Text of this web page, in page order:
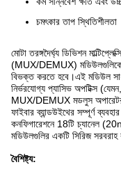
চমৎকার তাপ স্থিতিশীলতা
মোটা তরঙ্গদৈর্ঘ্য ডিভিশন
(MUX/DEMUX) মডিউলগুলিকে
বিভক্ত করতে হবে।এই মডিউল
নির্ভরযোগ্য প্যাসিভ অপটিক্স
MUX/DEMUX মডলুস
ফাইবার ব্যান্ডউইথের সম্পূর্ণ
কনফিগারেশনে 18টি চ্যানেল
মডিউলগুলির একটি সিরিজ সরবরাহ
বৈশিষ্ট্য: